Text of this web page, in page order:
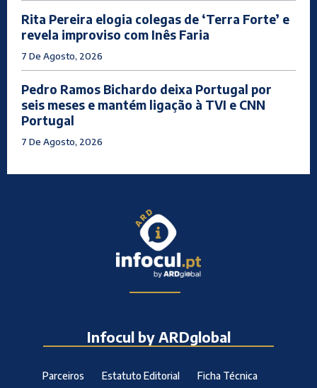
Rita Pereira elogia colegas de ‘Terra Forte’ e
revela improviso com Inês Faria
7 De Agosto, 2026
Pedro Ramos Bichardo deixa Portugal por
seis meses e mantém ligação à TVI e CNN
Portugal
7 De Agosto, 2026
Infocul by ARDglobal
Parceiros Estatuto Editorial Ficha Técnica